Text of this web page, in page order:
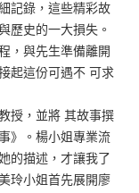
記錄，這些精彩故
歷史的一大損失。
，與先生準備離開
起這份可遇不 可求
授，並將 其故事撰
》。楊小姐專業流
的描述，才讓我了
玲小姐首先展開廖